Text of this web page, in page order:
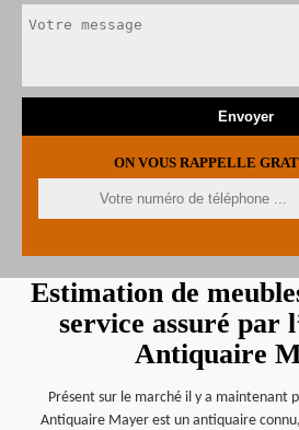
ON VOUS RAPPELLE
Estimation de
service assuré par
Antiquaire
Présent sur le marché il y a maintenant
Antiquaire Mayer est un antiquaire